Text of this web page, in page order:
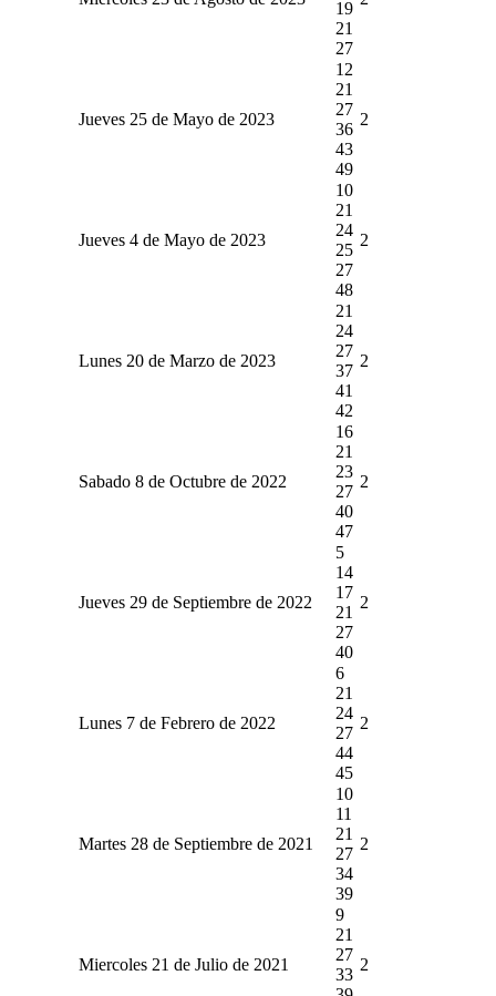
19
21
27
Jueves 25 de Mayo de 2023
12
21
27
36
43
49
2
Jueves 4 de Mayo de 2023
10
21
24
25
27
48
2
Lunes 20 de Marzo de 2023
21
24
27
37
41
42
2
Sabado 8 de Octubre de 2022
16
21
23
27
40
47
2
Jueves 29 de Septiembre de 2022
5
14
17
21
27
40
2
Lunes 7 de Febrero de 2022
6
21
24
27
44
45
2
Martes 28 de Septiembre de 2021
10
11
21
27
34
39
2
Miercoles 21 de Julio de 2021
9
21
27
33
2